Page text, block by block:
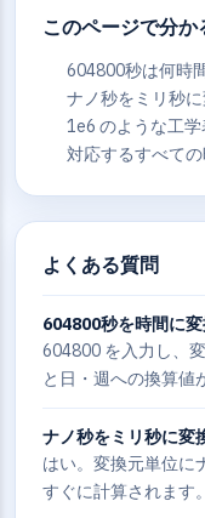
このページで分か
604800秒は何時
ナノ秒をミリ秒
1e6 のような工
対応するすべて
よくある質問
604800秒を時間に
604800 を入力し、
と日・週への換算値
ナノ秒をミリ秒に変
はい。変換元単位に
すぐに計算されます。